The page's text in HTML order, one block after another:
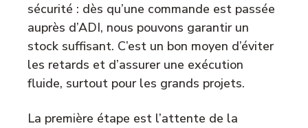
sécurité : dès qu’une commande est passée
auprès d’ADI, nous pouvons garantir un
stock suffisant. C’est un bon moyen d’éviter
les retards et d’assurer une exécution
fluide, surtout pour les grands projets.
La première étape est l’attente de la